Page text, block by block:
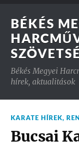
BÉKÉS
Békés Megyei
hírek, aktualitások
KARATE HÍREK,
Bucsai